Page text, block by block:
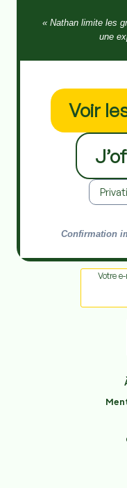
« Nathan limite les
une
Voir
Confirmation
Votre